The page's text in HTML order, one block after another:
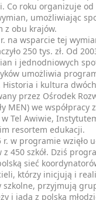
Co roku organizuje
umożliwiając
z obu krajów.
na wsparcie tej
250 tys. zł. Od
i jednodniowych
umożliwia
Historia i kultura
przez Ośrodek
MEN) we współpracy
w Tel Awiwie,
resortem edukacji.
r. w programie wzięło
z 450 szkół. Dziś
sieć
którzy inicjują i
szkolne, przyjmują
i jadą z polską